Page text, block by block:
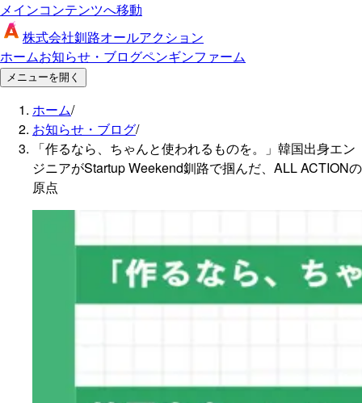
メインコンテンツへ移動
株式会社釧路オールアクション
ホームお知らせ・ブログペンギンファーム
メニューを開く
ホーム/
お知らせ・ブログ/
「作るなら、ちゃんと使われるものを。」韓国出身エン
ジニアがStartup Weekend釧路で掴んだ、ALL ACTIONの
原点